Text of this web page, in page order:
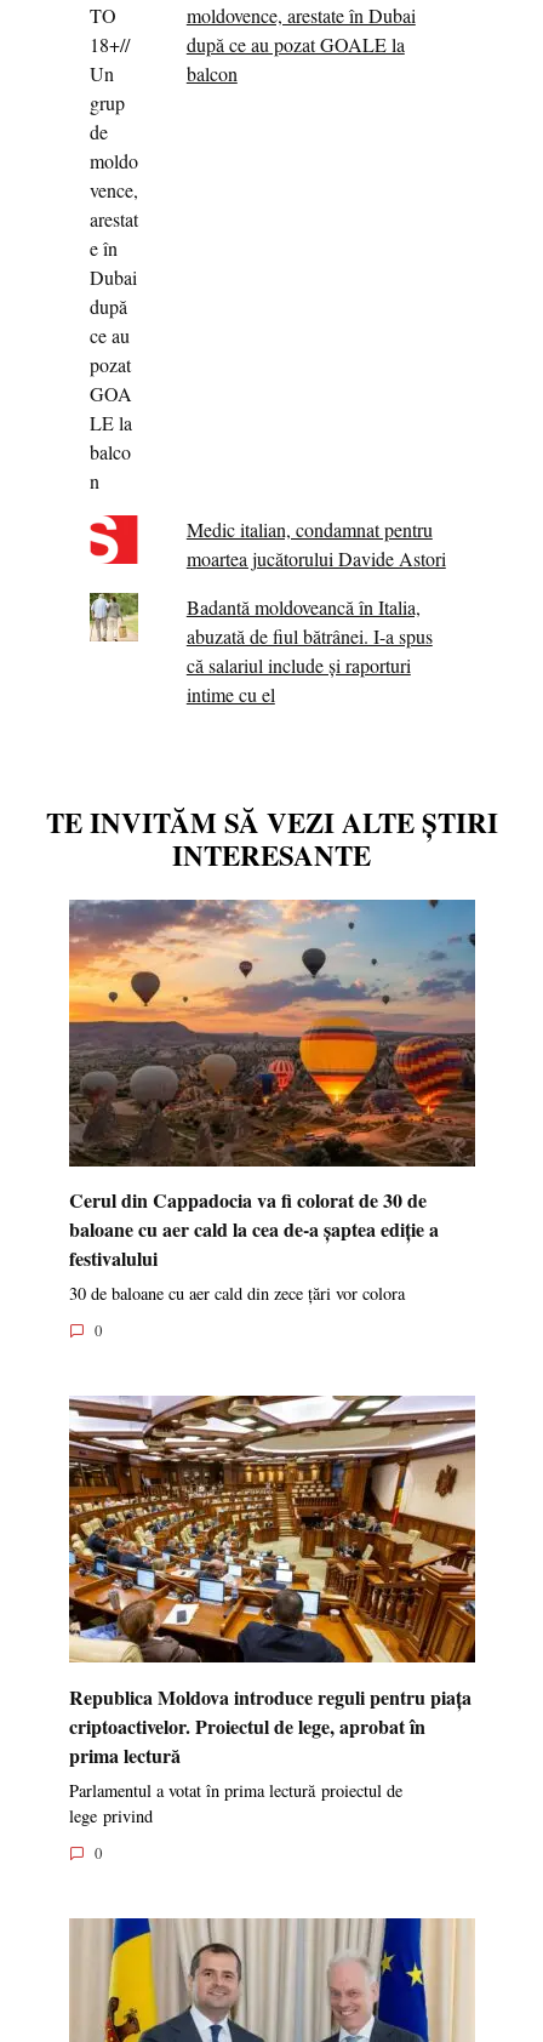
moldovence, arestate în Dubai
după ce au pozat GOALE la
balcon
Medic italian, condamnat pentru
moartea jucătorului Davide Astori
Badantă moldoveancă în Italia,
abuzată de fiul bătrânei. I-a spus
că salariul include și raporturi
intime cu el
TE INVITĂM SĂ VEZI ALTE ȘTIRI
INTERESANTE
Cerul din Cappadocia va fi colorat de 30 de
baloane cu aer cald la cea de-a șaptea ediție a
festivalului
30 de baloane cu aer cald din zece țări vor colora
0
Republica Moldova introduce reguli pentru piața
criptoactivelor. Proiectul de lege, aprobat în
prima lectură
Parlamentul a votat în prima lectură proiectul de
lege privind
0